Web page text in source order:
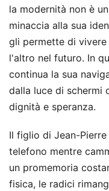
la modernità non è
minaccia alla sua
gli permette di
l'altro nel futuro. In
continua la sua
dalla luce di schermi
dignità e speranza.
Il figlio di Jean-
telefono mentre
un promemoria
fisica, le radici